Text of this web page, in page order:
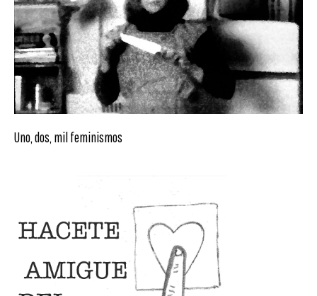
Uno, dos, mil feminismos